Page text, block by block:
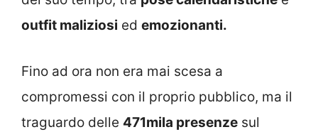
outfit maliziosi ed emozionanti.
Fino ad ora non era mai scesa a
compromessi con il proprio pubblico, ma il
traguardo delle 471mila presenze sul